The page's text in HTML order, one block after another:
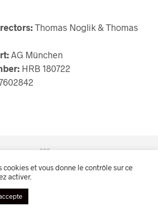
Thomas Noglik & Thomas
AG München
HRB 180722
cookies et vous donne le contrôle sur ce
activer.